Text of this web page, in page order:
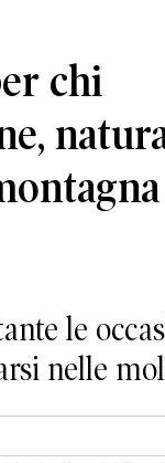
chi
le
nelle